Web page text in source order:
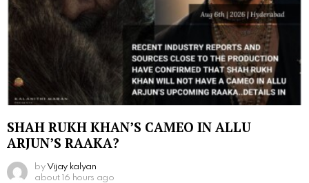
SHAH RUKH KHAN’S CAMEO IN ALLU
ARJUN’S RAAKA?
by Vijay kalyan
about 16 hours ago